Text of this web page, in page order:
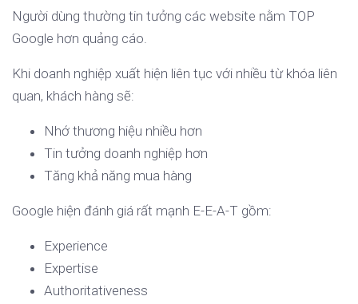
Người dùng thường tin tưởng các website nằm TOP
Google hơn quảng cáo.
Khi doanh nghiệp xuất hiện liên tục với nhiều từ khóa liên
quan, khách hàng sẽ:
Nhớ thương hiệu nhiều hơn
Tin tưởng doanh nghiệp hơn
Tăng khả năng mua hàng
Google hiện đánh giá rất mạnh E-E-A-T gồm:
Experience
Expertise
Authoritativeness